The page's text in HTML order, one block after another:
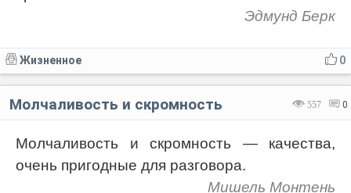
Эдмунд Берк
0
Жизненное
557 0
Молчаливость и скромность
Молчаливость и скромность — качества,
очень пригодные для разговора.
Мишель Монтень